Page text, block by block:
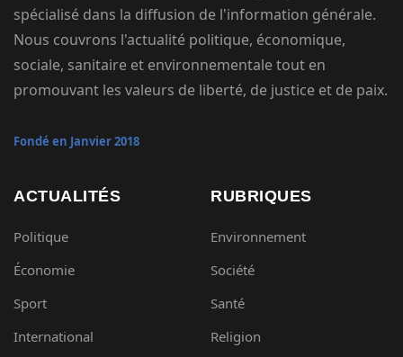
spécialisé dans la diffusion de l'information générale.
Nous couvrons l'actualité politique, économique,
sociale, sanitaire et environnementale tout en
promouvant les valeurs de liberté, de justice et de paix.
Fondé en Janvier 2018
ACTUALITÉS
Politique
Économie
Sport
International
RUBRIQUES
Environnement
Société
Santé
Religion